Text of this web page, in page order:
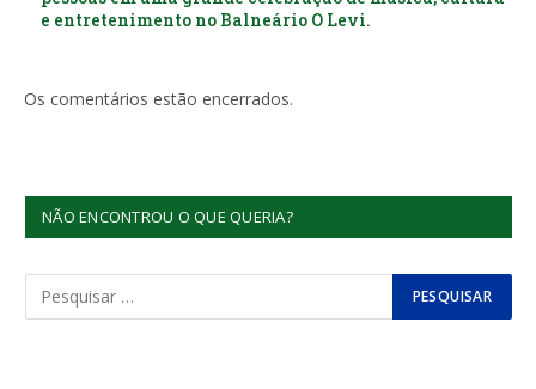
e entretenimento no Balneário O Levi.
Os comentários estão encerrados.
NÃO ENCONTROU O QUE QUERIA?